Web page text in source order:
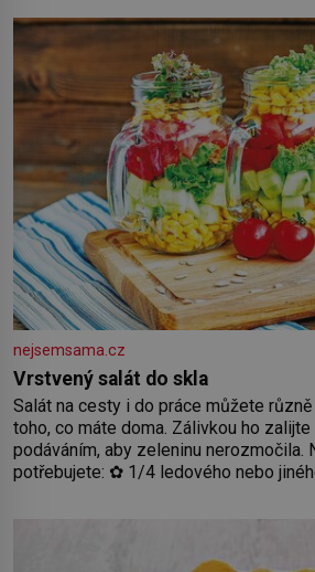
by pokoj miminka měl působit
nejsemsama.cz
Vrstvený salát do skla
Salát na cesty i do práce můžete
toho, co máte doma. Zálivkou ho
podáváním, aby zeleninu nerozmočila.
potřebujete: ✿ 1/4 ledového nebo
2 rajčata Zálivka: ✿ 4 lžíce olivového